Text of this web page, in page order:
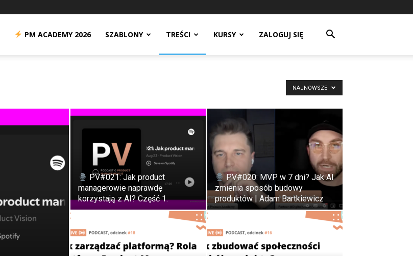
PM ACADEMY 2026 SZABLONY TREŚCI KURSY ZALOGUJ SIĘ
NAJNOWSZE
PV#021: Jak product
managerowie naprawdę
korzystają z AI? Część 1.
PV#020: MVP w 7 dni? Jak AI
zmienia sposób budowy
produktów | Adam Bartkiewicz